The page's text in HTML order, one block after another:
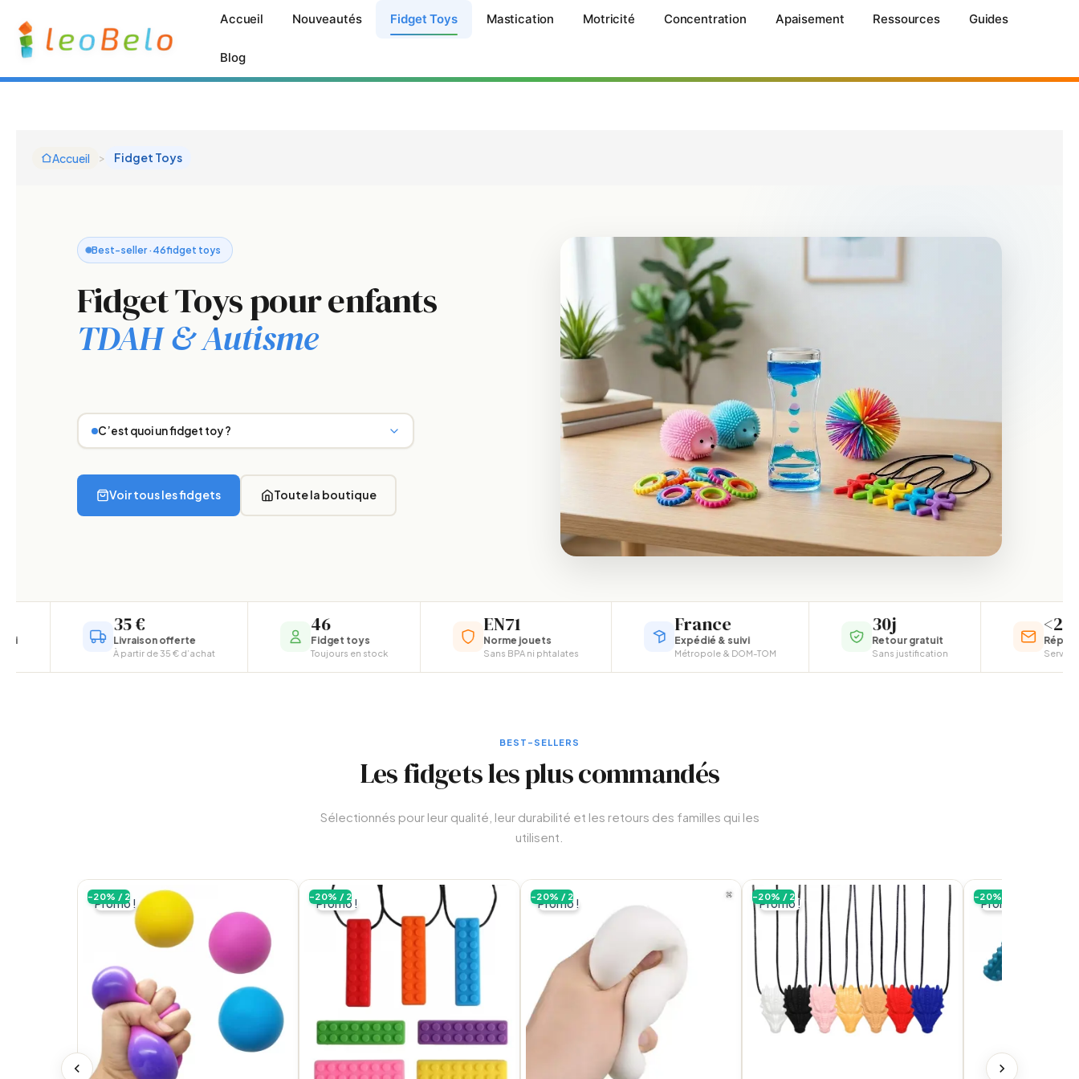
contenu
Accueil Nouveautés Fidget Toys Mastication Motricité Concentration Apaisement Ressources Guides
Blog
Accueil > Fidget Toys
Best-seller · 46fidget toys
Fidget Toys pour enfants
TDAH & Autisme
C’est quoi un fidget toy ?
fidget toy
TDAH, un trouble du spectre de l’autisme (TSA)
silencieux et discret
Voir tous les fidgets Toute la boutique
Livraison offerte
À partir de 35 € d’achat
Fidget toys
Toujours en stock
Norme jouets
Sans BPA ni phtalates
France
Expédié & suivi
Métropole & DOM-TOM
Retour gratuit
Sans justification
Réponse garantie
Service client
BEST-SELLERS
Les fidgets les plus commandés
Sélectionnés pour leur qualité, leur durabilité et les retours des familles qui les
utilisent.
-20% / 2
Promo !
-20% / 2
Promo !
-20% / 2
Promo !
-20% / 2
Promo !
-20% / 2
Promo !